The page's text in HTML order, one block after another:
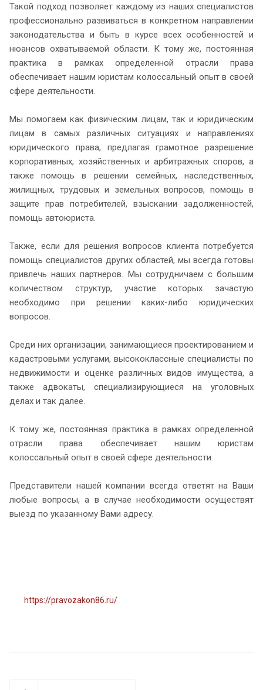
Такой подход позволяет каждому из наших специалистов
профессионально развиваться в конкретном направлении
законодательства и быть в курсе всех особенностей и
нюансов охватываемой области. К тому же, постоянная
практика в рамках определенной отрасли права
обеспечивает нашим юристам колоссальный опыт в своей
сфере деятельности.
Мы помогаем как физическим лицам, так и юридическим
лицам в самых различных ситуациях и направлениях
юридического права, предлагая грамотное разрешение
корпоративных, хозяйственных и арбитражных споров, а
также помощь в решении семейных, наследственных,
жилищных, трудовых и земельных вопросов, помощь в
защите прав потребителей, взыскании задолженностей,
помощь автоюриста.
Также, если для решения вопросов клиента потребуется
помощь специалистов других областей, мы всегда готовы
привлечь наших партнеров. Мы сотрудничаем с большим
количеством структур, участие которых зачастую
необходимо при решении каких-либо юридических
вопросов.
Среди них организации, занимающиеся проектированием и
кадастровыми услугами, высококлассные специалисты по
недвижимости и оценке различных видов имущества, а
также адвокаты, специализирующиеся на уголовных
делах и так далее.
К тому же, постоянная практика в рамках определенной
отрасли права обеспечивает нашим юристам
колоссальный опыт в своей сфере деятельности.
Представители нашей компании всегда ответят на Ваши
любые вопросы, а в случае необходимости осуществят
выезд по указанному Вами адресу.
https://pravozakon86.ru/